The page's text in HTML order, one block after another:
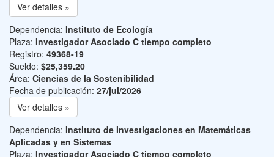
Ver detalles »
Dependencia: Instituto de Ecología
Plaza: Investigador Asociado C tiempo completo
Registro: 49368-19
Sueldo: $25,359.20
Área: Ciencias de la Sostenibilidad
Fecha de publicación: 27/jul/2026
Ver detalles »
Dependencia: Instituto de Investigaciones en Matemáticas
Aplicadas y en Sistemas
Plaza: Investigador Asociado C tiempo completo